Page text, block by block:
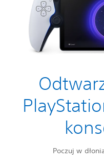
Poczuj w